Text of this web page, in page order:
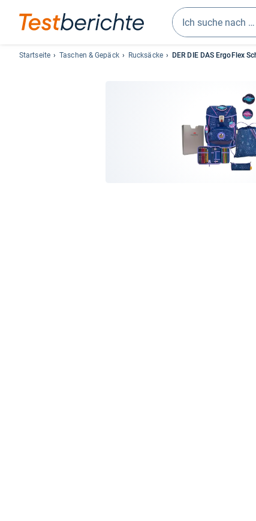
Sie
Vorschläge
erscheinen
automatisch
Startseite Taschen & Gepäck Rucksäcke DER DIE DAS ErgoFlex